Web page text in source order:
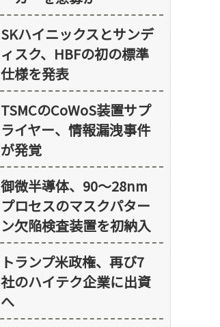
SKハイニックスとサンデ
ィスク、HBFの初の標準
仕様を発表
TSMCのCoWoS装置サプ
ライヤー、情報漏洩事件
が発覚
御微半導体、90～28nm
プロセスのマスクパター
ン欠陥検査装置を初納入
トランプ米政権、再び7
社のハイテク企業に出資
へ